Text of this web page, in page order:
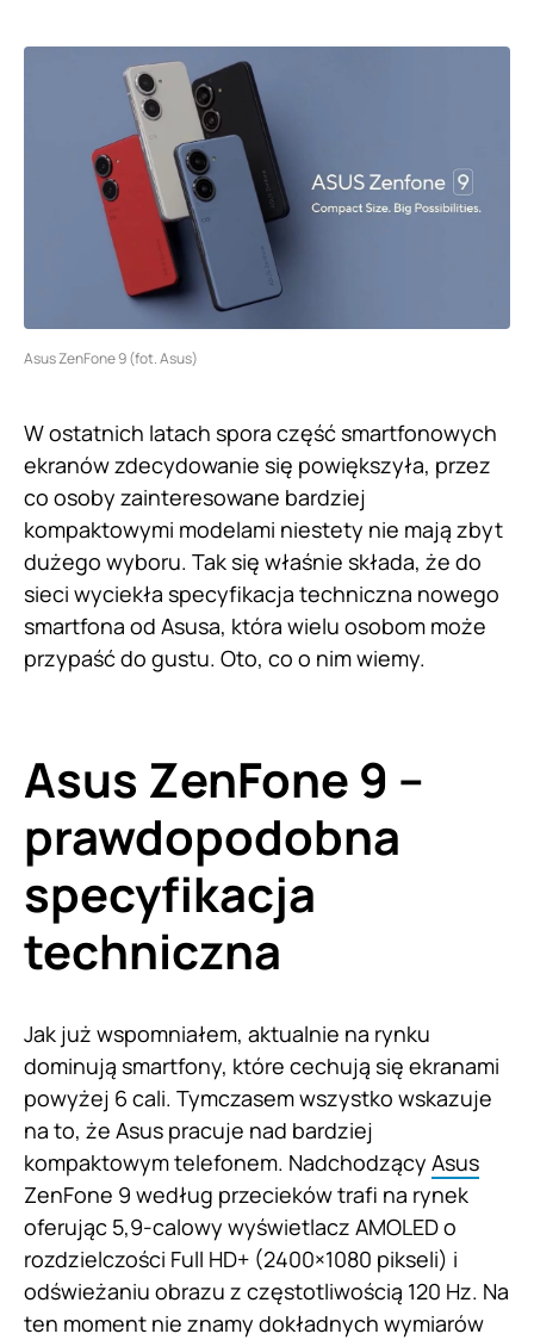
Asus ZenFone 9 (fot. Asus)
W ostatnich latach spora część smartfonowych
ekranów zdecydowanie się powiększyła, przez
co osoby zainteresowane bardziej
kompaktowymi modelami niestety nie mają zbyt
dużego wyboru. Tak się właśnie składa, że do
sieci wyciekła specyfikacja techniczna nowego
smartfona od Asusa, która wielu osobom może
przypaść do gustu. Oto, co o nim wiemy.
Asus ZenFone 9 –
prawdopodobna
specyfikacja
techniczna
Jak już wspomniałem, aktualnie na rynku
dominują smartfony, które cechują się ekranami
powyżej 6 cali. Tymczasem wszystko wskazuje
na to, że Asus pracuje nad bardziej
kompaktowym telefonem. Nadchodzący Asus
ZenFone 9 według przecieków trafi na rynek
oferując 5,9-calowy wyświetlacz AMOLED o
rozdzielczości Full HD+ (2400×1080 pikseli) i
odświeżaniu obrazu z częstotliwością 120 Hz. Na
ten moment nie znamy dokładnych wymiarów